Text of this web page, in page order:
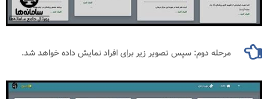
مرحله دوم: سپس تصویر زیر برای افراد نمایش داده خواهد شد.